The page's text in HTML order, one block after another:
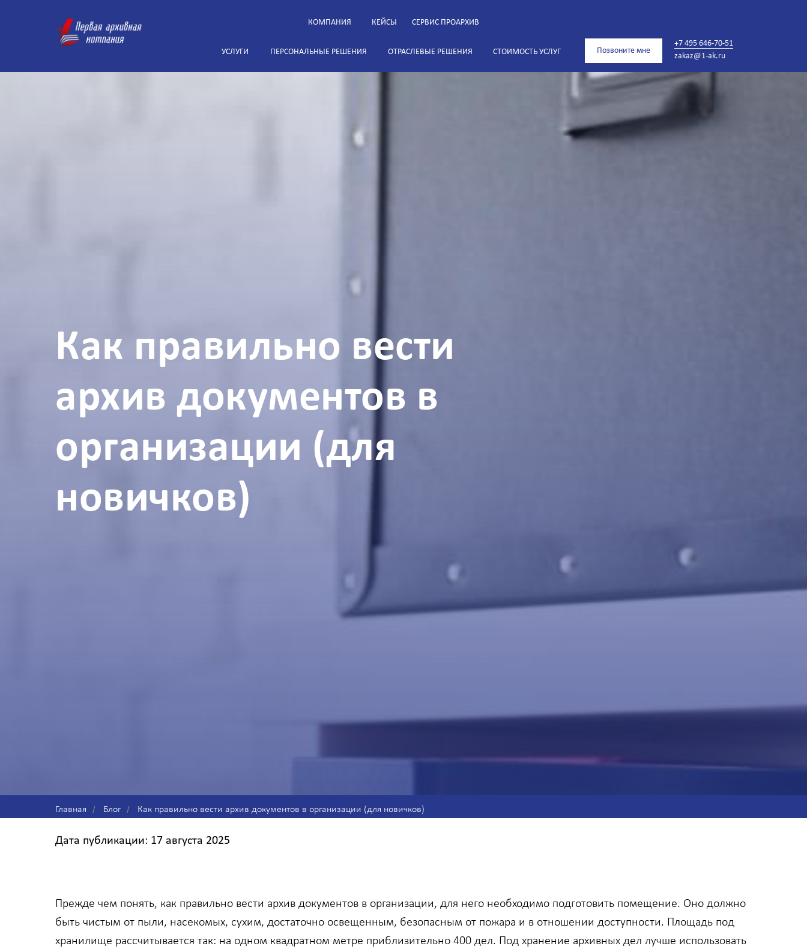
КОМПАНИЯ КЕЙСЫ СЕРВИС ПРОАРХИВ
УСЛУГИ ПЕРСОНАЛЬНЫЕ РЕШЕНИЯ ОТРАСЛЕВЫЕ РЕШЕНИЯ СТОИМОСТЬ УСЛУГ
+7 495 646-70-51
zakaz@1-ak.ru
Позвоните мне
Как правильно вести
архив документов в
организации (для
новичков)
Главная / Блог / Как правильно вести архив документов в организации (для новичков)
Дата публикации: 17 августа 2025
Прежде чем понять, как правильно вести архив документов в организации, для него необходимо подготовить помещение. Оно должно
быть чистым от пыли, насекомых, сухим, достаточно освещенным, безопасным от пожара и в отношении доступности. Площадь под
хранилище рассчитывается так: на одном квадратном метре приблизительно 400 дел. Под хранение архивных дел лучше использовать